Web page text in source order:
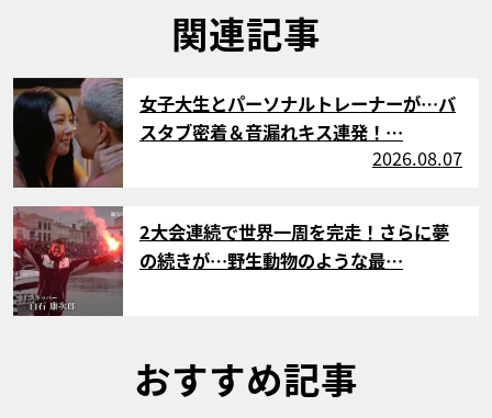
関連記事
サムネイル
女子大生とパーソナルトレーナーが…バ
スタブ密着＆音漏れキス連発！…
2026.08.07
サムネイル
2大会連続で世界一周を完走！さらに夢
の続きが…野生動物のような最…
おすすめ記事